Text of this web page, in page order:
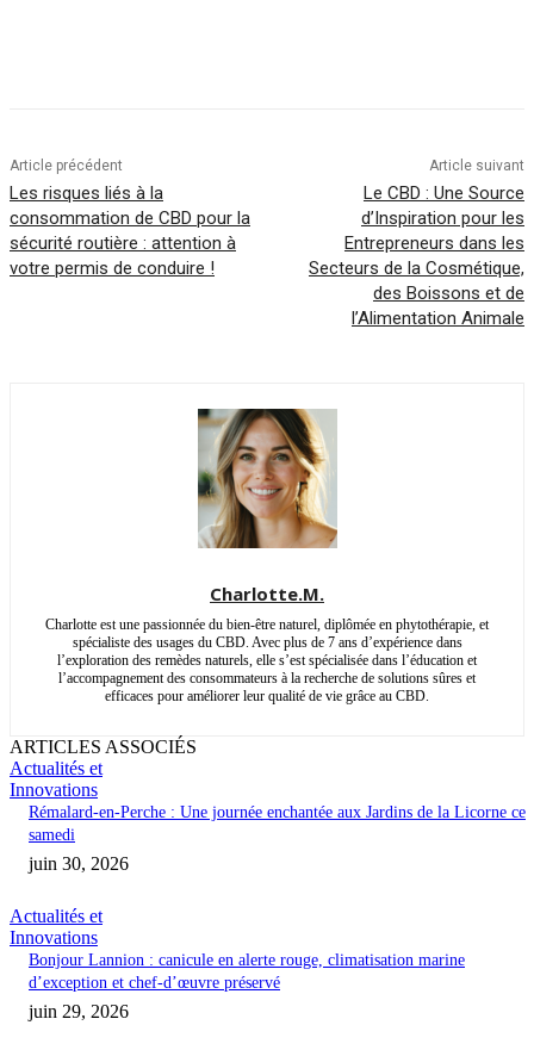
Article précédent
Les risques liés à la
consommation de CBD pour la
sécurité routière : attention à
votre permis de conduire !
Article suivant
Le CBD : Une Source
d’Inspiration pour les
Entrepreneurs dans les
Secteurs de la Cosmétique,
des Boissons et de
l’Alimentation Animale
Charlotte.M.
Charlotte est une passionnée du bien-être naturel, diplômée en phytothérapie, et
spécialiste des usages du CBD. Avec plus de 7 ans d’expérience dans
l’exploration des remèdes naturels, elle s’est spécialisée dans l’éducation et
l’accompagnement des consommateurs à la recherche de solutions sûres et
efficaces pour améliorer leur qualité de vie grâce au CBD.
ARTICLES ASSOCIÉS
Actualités et
Innovations
Rémalard-en-Perche : Une journée enchantée aux Jardins de la Licorne ce
samedi
juin 30, 2026
Actualités et
Innovations
Bonjour Lannion : canicule en alerte rouge, climatisation marine
d’exception et chef-d’œuvre préservé
juin 29, 2026